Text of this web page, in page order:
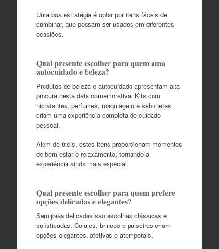
Uma boa estratégia é optar por itens fáceis de
combinar, que possam ser usados em diferentes
ocasiões.
Qual presente escolher para quem ama
autocuidado e beleza?
Produtos de beleza e autocuidado apresentam alta
procura nesta data comemorativa. Kits com
hidratantes, perfumes, maquiagem e sabonetes
criam uma experiência completa de cuidado
pessoal.
Além de úteis, estes itens proporcionam momentos
de bem-estar e relaxamento, tornando a
experiência ainda mais especial.
Qual presente escolher para quem prefere
opções delicadas e elegantes?
Semijoias delicadas são escolhas clássicas e
sofisticadas. Colares, brincos e pulseiras criam
opções elegantes, afetivas e atemporais.